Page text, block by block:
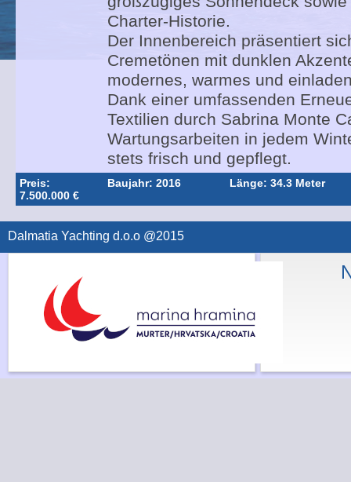
Charter-Historie.
Der Innenbereich präsentiert
Cremetönen mit dunklen
modernes, warmes und
Dank einer umfassenden
Textilien durch Sabrina Monte
Wartungsarbeiten in jedem
stets frisch und gepflegt.
Preis:
7.500.000 €
Baujahr: 2016 Länge: 34.3 Meter
Dalmatia Yachting d.o.o @2015